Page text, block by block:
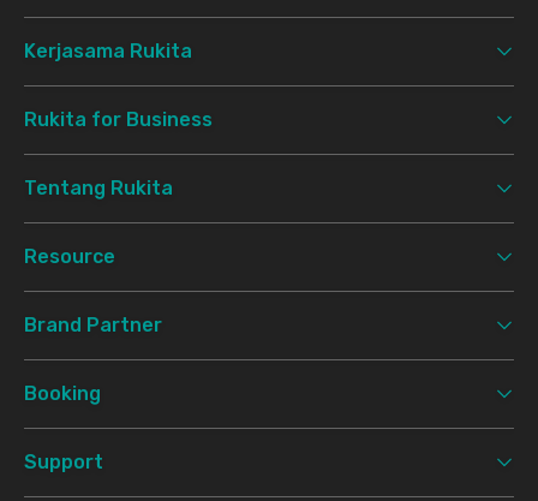
Kerjasama Rukita
Rukita for Business
Tentang Rukita
Resource
Brand Partner
Booking
Support